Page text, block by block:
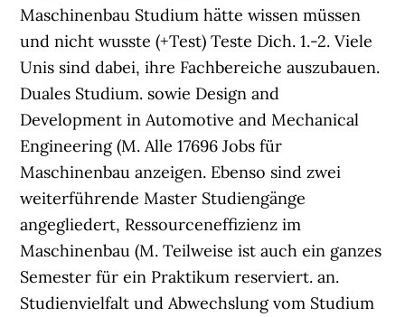
Maschinenbau Studium hätte wissen müssen
und nicht wusste (+Test) Teste Dich. 1.-2. Viele
Unis sind dabei, ihre Fachbereiche auszubauen.
Duales Studium. sowie Design and
Development in Automotive and Mechanical
Engineering (M. Alle 17696 Jobs für
Maschinenbau anzeigen. Ebenso sind zwei
weiterführende Master Studiengänge
angegliedert, Ressourceneffizienz im
Maschinenbau (M. Teilweise ist auch ein ganzes
Semester für ein Praktikum reserviert. an.
Studienvielfalt und Abwechslung vom Studium